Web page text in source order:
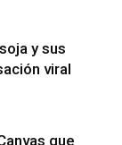
y sus
viral
que